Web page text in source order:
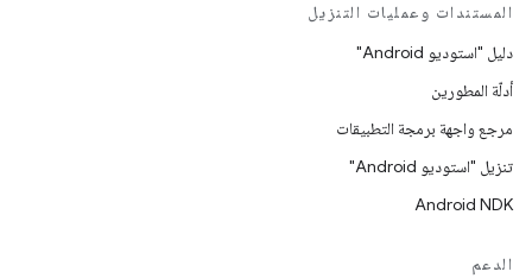
المستندات وعمليات التنزيل
دليل "استوديو Android"
أدلّة المطورين
مرجع واجهة برمجة التطبيقات
تنزيل "استوديو Android"
Android NDK
الدعم